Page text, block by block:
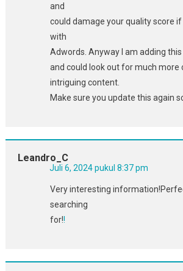
and
could damage your quality score
with
Adwords. Anyway I am adding this
and could look out for much more
intriguing content.
Make sure you update this again
Leandro_C
Juli 6, 2024 pukul 8:37 pm
Very interesting
searching
for!!